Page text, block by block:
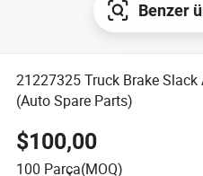
Benzer
21227325 Truck Brake
(Auto Spare Parts)
$100,00
100 Parça(MOQ)